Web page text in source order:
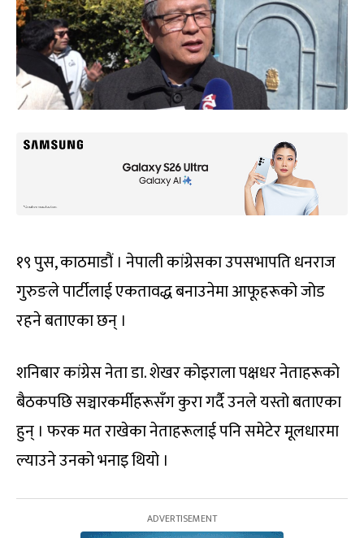
१९ पुस, काठमाडौं । नेपाली कांग्रेसका उपसभापति धनराज
गुरुङले पार्टीलाई एकतावद्ध बनाउनेमा आफूहरूको जोड
रहने बताएका छन् ।
शनिबार कांग्रेस नेता डा. शेखर कोइराला पक्षधर नेताहरूको
बैठकपछि सञ्चारकर्मीहरूसँग कुरा गर्दै उनले यस्तो बताएका
हुन् । फरक मत राखेका नेताहरूलाई पनि समेटेर मूलधारमा
ल्याउने उनको भनाइ थियो ।